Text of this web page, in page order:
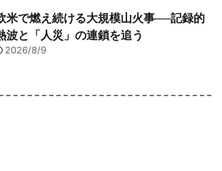
米で燃え続ける大規模山火事──記録的
波と「人災」の連鎖を追う
2026/8/9